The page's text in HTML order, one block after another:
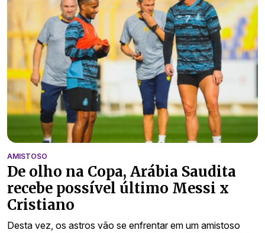
AMISTOSO
De olho na Copa, Arábia Saudita
recebe possível último Messi x
Cristiano
Desta vez, os astros vão se enfrentar em um amistoso